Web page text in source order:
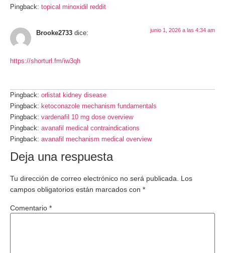
Pingback: topical minoxidil reddit
Brooke2733 dice: junio 1, 2026 a las 4:34 am
https://shorturl.fm/iw3qh
Pingback: orlistat kidney disease
Pingback: ketoconazole mechanism fundamentals
Pingback: vardenafil 10 mg dose overview
Pingback: avanafil medical contraindications
Pingback: avanafil mechanism medical overview
Deja una respuesta
Tu dirección de correo electrónico no será publicada.
Los
campos obligatorios están marcados con *
Comentario *